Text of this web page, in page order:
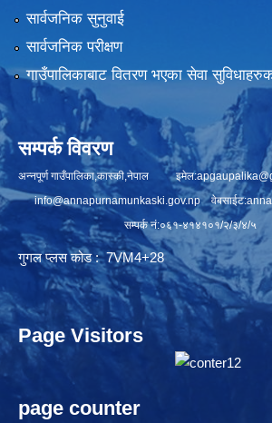
सार्वजनिक सुनुवाई
सार्वजनिक परीक्षण
गाउँपालिकाबाट वितरण भएका सेवा
सम्पर्क विवरण
अन्नपूर्ण गाउँपालिका,कास्की,नेपाल इमेल:
info@annapurnamunkaski.gov.np
सम्पर्क नं:०६१-४१४१०१/२/३/४/५
गुगल प्लस कोड : 7VM4+28
Page Visitors
page counter